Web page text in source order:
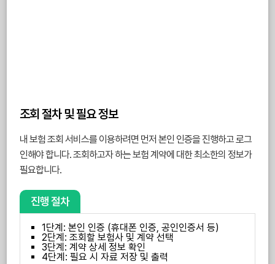
조회 절차 및 필요 정보
내 보험 조회 서비스를 이용하려면 먼저 본인 인증을 진행하고 로그
인해야 합니다. 조회하고자 하는 보험 계약에 대한 최소한의 정보가
필요합니다.
진행 절차
1단계: 본인 인증 (휴대폰 인증, 공인인증서 등)
2단계: 조회할 보험사 및 계약 선택
3단계: 계약 상세 정보 확인
4단계: 필요 시 자료 저장 및 출력